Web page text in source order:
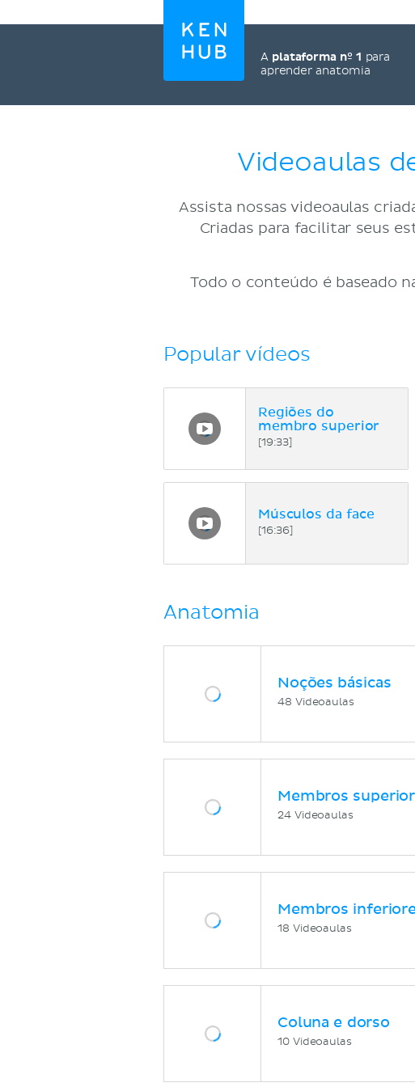
A plataforma nº 1 para
aprender anatomia
Videoaulas
Assista nossas videoaulas
Criadas para facilitar seus
Todo o conteúdo é baseado
Popular vídeos
Regiões do
membro superior
[19:33]
Músculos da face
[16:36]
Anatomia
Noções básicas
48 Videoaulas
Membros
24 Videoaulas
Membros
18 Videoaulas
Coluna e dorso
10 Videoaulas